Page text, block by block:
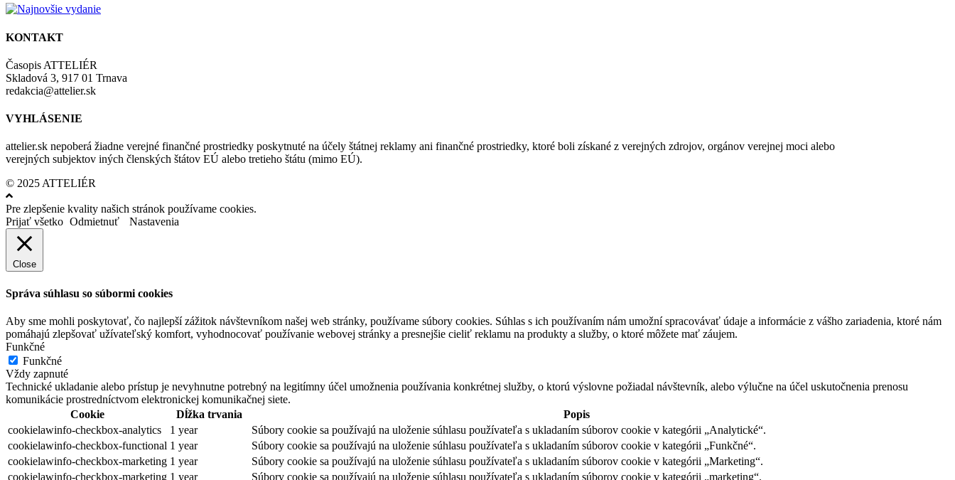
KONTAKT
Časopis ATTELIÉR
Skladová 3, 917 01 Trnava
redakcia@attelier.sk
VYHLÁSENIE
attelier.sk nepoberá žiadne verejné finančné prostriedky poskytnuté na účely štátnej reklamy ani finančné prostriedky, ktoré boli získané z verejných zdrojov, orgánov verejnej moci alebo
verejných subjektov iných členských štátov EÚ alebo tretieho štátu (mimo EÚ).
© 2025 ATTELIÉR
Pre zlepšenie kvality našich stránok používame cookies.
Prijať všetko Odmietnuť Nastavenia
Close
Správa súhlasu so súbormi cookies
Aby sme mohli poskytovať, čo najlepší zážitok návštevníkom našej web stránky, používame súbory cookies. Súhlas s ich používaním nám umožní spracovávať údaje a informácie z vášho zariadenia, ktoré nám
pomáhajú zlepšovať užívateľský komfort, vyhodnocovať používanie webovej stránky a presnejšie cieliť reklamu na produkty a služby, o ktoré môžete mať záujem.
Funkčné
Funkčné
Vždy zapnuté
Technické ukladanie alebo prístup je nevyhnutne potrebný na legitímny účel umožnenia používania konkrétnej služby, o ktorú výslovne požiadal návštevník, alebo výlučne na účel uskutočnenia prenosu
komunikácie prostredníctvom elektronickej komunikačnej siete.
Cookie
Dĺžka trvania
Popis
cookielawinfo-checkbox-analytics
1 year
Súbory cookie sa používajú na uloženie súhlasu používateľa s ukladaním súborov cookie v kategórii „Analytické“.
cookielawinfo-checkbox-functional 1 year
Súbory cookie sa používajú na uloženie súhlasu používateľa s ukladaním súborov cookie v kategórii „Funkčné“.
cookielawinfo-checkbox-marketing 1 year
Súbory cookie sa používajú na uloženie súhlasu používateľa s ukladaním súborov cookie v kategórii „Marketing“.
cookielawinfo-checkbox-marketing 1 year Súbory cookie sa používajú na uloženie súhlasu používateľa s ukladaním súborov cookie v kategórii „marketing“.